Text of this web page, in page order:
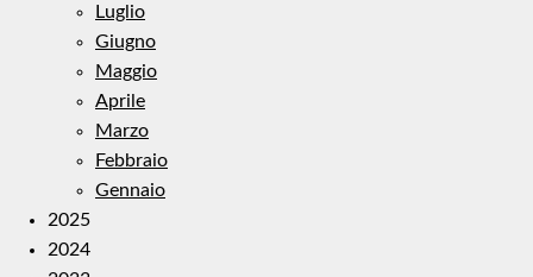
Luglio
Giugno
Maggio
Aprile
Marzo
Febbraio
Gennaio
2025
2024